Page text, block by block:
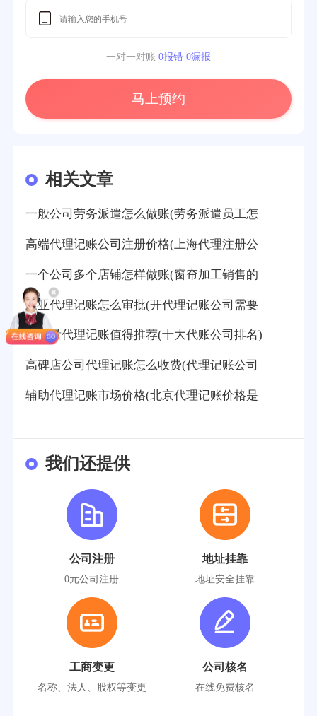
一对一对账 0报错 0漏报
马上预约
相关文章
一般公司劳务派遣怎么做账(劳务派遣员工怎
高端代理记账公司注册价格(上海代理注册公
一个公司多个店铺怎样做账(窗帘加工销售的
三亚代理记账怎么审批(开代理记账公司需要
高质量代理记账值得推荐(十大代账公司排名)
高碑店公司代理记账怎么收费(代理记账公司
辅助代理记账市场价格(北京代理记账价格是
我们还提供
公司注册
0元公司注册
地址挂靠
地址安全挂靠
工商变更
名称、法人、股权等变更
公司核名
在线免费核名